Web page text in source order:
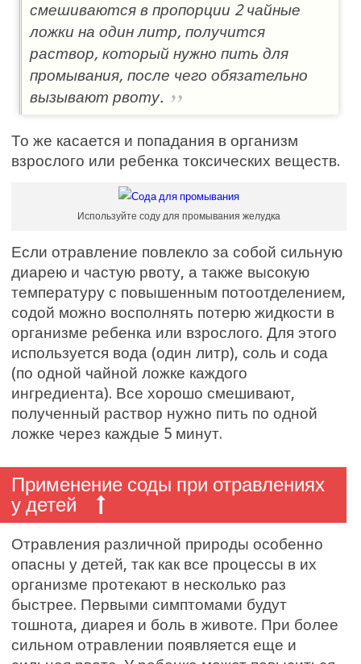
смешиваются в пропорции 2 чайные
ложки на один литр, получится
раствор, который нужно пить для
промывания, после чего обязательно
вызывают рвоту.
То же касается и попадания в организм
взрослого или ребенка токсических веществ.
Используйте соду для промывания желудка
Если отравление повлекло за собой сильную
диарею и частую рвоту, а также высокую
температуру с повышенным потоотделением,
содой можно восполнять потерю жидкости в
организме ребенка или взрослого. Для этого
используется вода (один литр), соль и сода
(по одной чайной ложке каждого
ингредиента). Все хорошо смешивают,
полученный раствор нужно пить по одной
ложке через каждые 5 минут.
Применение соды при отравлениях
у детей
Отравления различной природы особенно
опасны у детей, так как все процессы в их
организме протекают в несколько раз
быстрее. Первыми симптомами будут
тошнота, диарея и боль в животе. При более
сильном отравлении появляется еще и